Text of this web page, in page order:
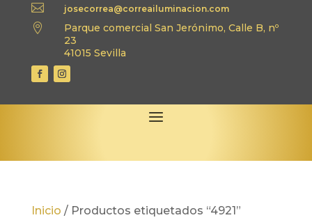
 josecorrea@correailuminacion.com

Parque comercial San Jerónimo, Calle B, nº
23
41015 Sevilla
Inicio / Productos etiquetados “4921”